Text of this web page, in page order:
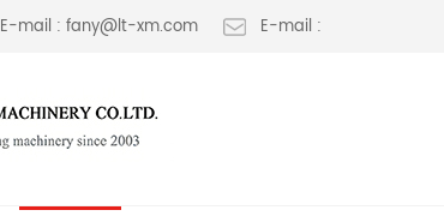
E-mail : fany@lt-xm.com E-mail :